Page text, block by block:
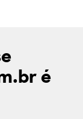
é